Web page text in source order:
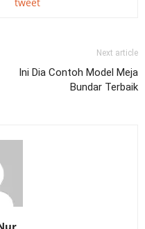
Next article
Ini Dia Contoh Model Meja
Bundar Terbaik